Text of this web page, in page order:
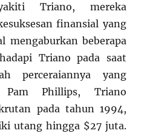
Triano, mereka
finansial yang
mengaburkan beberapa
Triano pada saat
perceraiannya yang
Phillips, Triano
pada tahun 1994,
utang hingga $27 juta.